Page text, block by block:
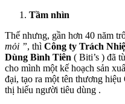
Tầm nhìn
Thế nhưng, gần hơn 40 năm
mỏi ”, thì Công ty Trách
Dùng Bình Tiên ( Biti’s ) đã
cho mình một kế hoạch sản
đại, tạo ra một tên thương
thị hiếu người tiêu dùng .